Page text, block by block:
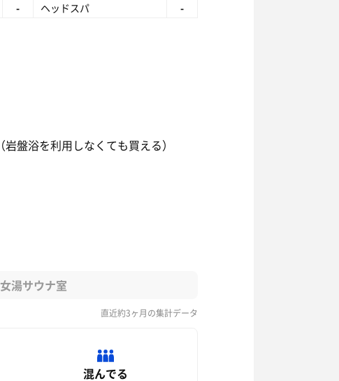
- ヘッドスパ -
盤浴を利用しなくても買える）
女湯サウナ室
直近約3ヶ月の集計データ
混んでる